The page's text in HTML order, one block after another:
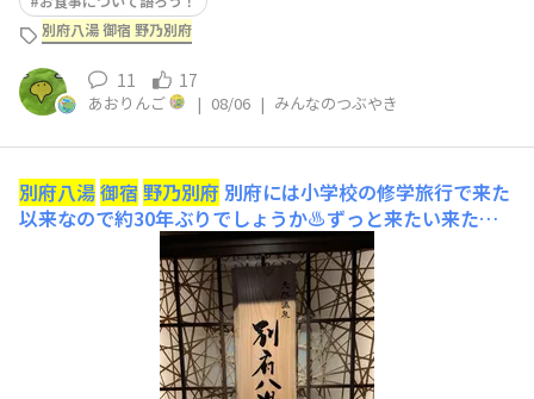
別府八湯 御宿 野乃別府
11 17
あおりんご | 08/06 | みんなのつぶやき
別府八湯御宿 野乃別府別府には小学校の修学旅行で来た
以来なので約30年ぶりでしょうか♨️ずっと来たい来たい
と思っておりやっと念願が叶いました！野乃の良さは言わ
ずもがなですね😃野乃別府に住みたくなりました（笑）